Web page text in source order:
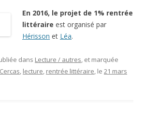
En 2016, le projet de 1% rentrée
littéraire est organisé par
Hérisson et Léa.
dans Lecture / autres , et marquée
lecture rentrée littéraire , le 21 mars